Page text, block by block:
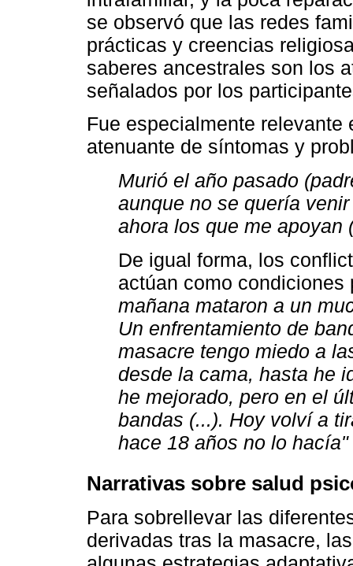
se observó que las redes
prácticas y creencias
saberes ancestrales son los
señalados por los
Fue especialmente
atenuante de síntomas y
Murió el año pasado
aunque no se quería
ahora los que me apoyan
De igual forma, los
actúan como
mañana mataron a un
Un enfrentamiento de
masacre tengo miedo a
desde la cama, hasta he
he mejorado, pero en el
bandas (...). Hoy volví a
hace 18 años no lo hacía"
Narrativas sobre salud
Para sobrellevar las
derivadas tras la masacre,